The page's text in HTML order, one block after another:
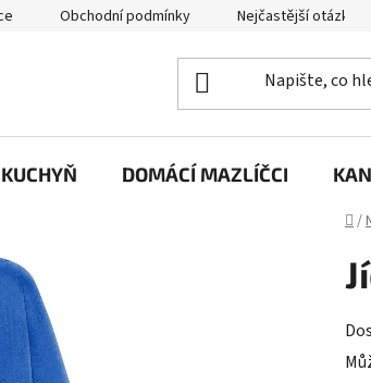
Obchodní podmínky Nejčastější otázky
KUCHYŇ DOMÁCÍ MAZLÍČCI
/